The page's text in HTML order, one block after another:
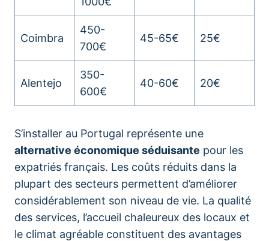
Coimbra
450-
700€
45-65€ 25€
Alentejo
350-
600€
40-60€ 20€
S’installer au Portugal représente une
alternative économique séduisante pour les
expatriés français. Les coûts réduits dans la
plupart des secteurs permettent d’améliorer
considérablement son niveau de vie. La qualité
des services, l’accueil chaleureux des locaux et
le climat agréable constituent des avantages